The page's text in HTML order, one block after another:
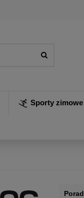
Sporty zimowe